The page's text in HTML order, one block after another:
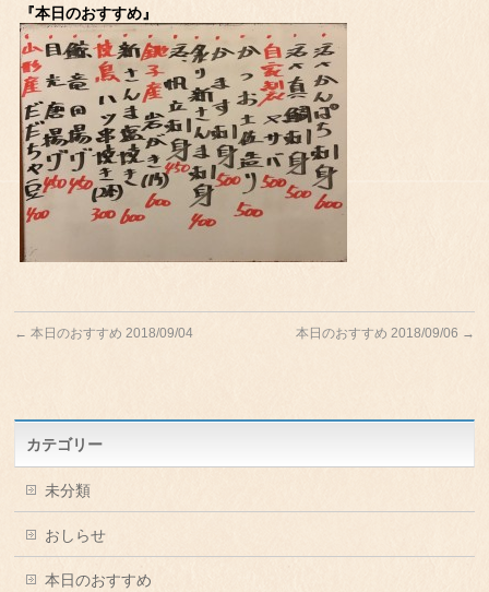
『本日のおすすめ』
← 本日のおすすめ 2018/09/04 本日のおすすめ 2018/09/06 →
カテゴリー
未分類
おしらせ
本日のおすすめ